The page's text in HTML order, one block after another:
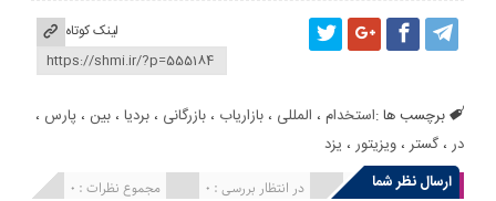
لینک کوتاه
برچسب ها :استخدام ، المللی ،بازاریاب ،بازرگانی ،بردیا ،بین ،پارس ،
در ،گستر ،ویزیتور ، یزد
ارسال نظر شما
مجموع نظرات : 0 در انتظار بررسی : 0 انتشار یافته : 0